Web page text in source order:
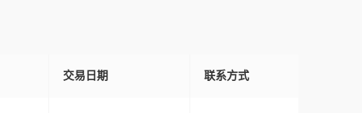
交易日期 联系方式